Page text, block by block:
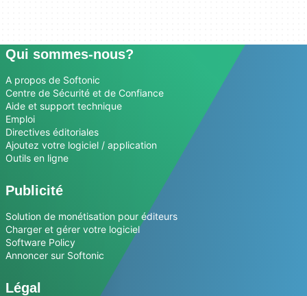
Qui sommes-nous?
A propos de Softonic
Centre de Sécurité et de Confiance
Aide et support technique
Emploi
Directives éditoriales
Ajoutez votre logiciel / application
Outils en ligne
Publicité
Solution de monétisation pour éditeurs
Charger et gérer votre logiciel
Software Policy
Annoncer sur Softonic
Légal